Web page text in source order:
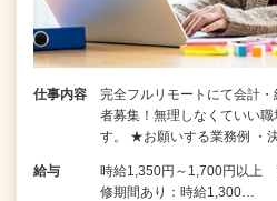
仕事内容
完全フルリモートにて会計
者募集！無理しなくていい
す。 ★お願いする業務例 ・
給与
時給1,350円～1,700円以上
修期間あり：時給1,300…